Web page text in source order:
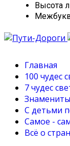
Высота
Главная
100 чудес
7 чудес
С детьми
Самое -
Всё о